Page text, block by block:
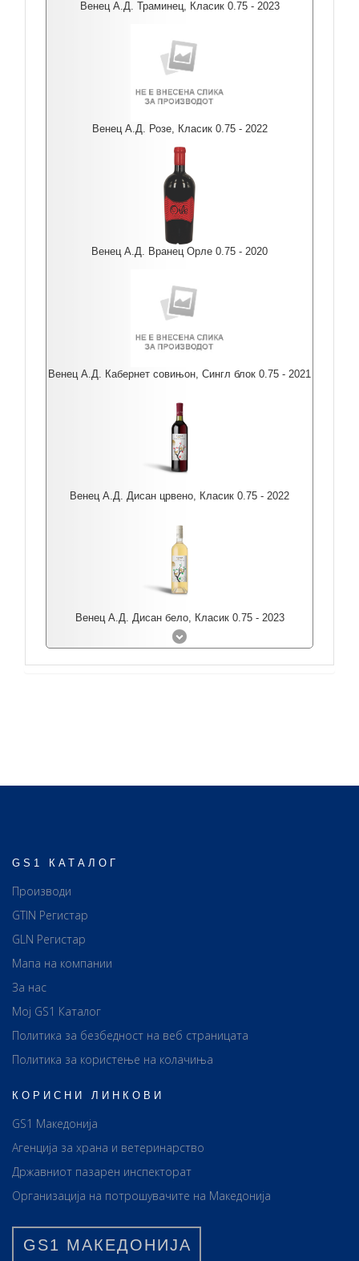
Венец А.Д. Траминец, Класик 0.75 - 2023
Венец А.Д. Розе, Класик 0.75 - 2022
Венец А.Д. Вранец Орле 0.75 - 2020
Венец А.Д. Кабернет совињон, Сингл блок 0.75 - 2021
Венец А.Д. Дисан црвено, Класик 0.75 - 2022
Венец А.Д. Дисан бело, Класик 0.75 - 2023
GS1 КАТАЛОГ
Производи
GTIN Регистар
GLN Регистар
Мапа на компании
За нас
Мој GS1 Каталог
Политика за безбедност на веб страницата
Политика за користење на колачиња
КОРИСНИ ЛИНКОВИ
GS1 Македонија
Агенција за храна и ветеринарство
Државниот пазарен инспекторат
Организација на потрошувачите на Македонија
GS1 МАКЕДОНИЈА